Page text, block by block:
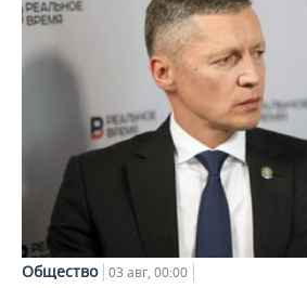
Общество 03 авг, 00:00